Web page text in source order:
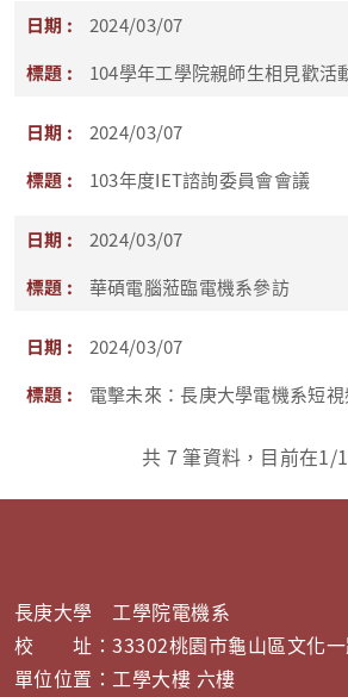
2024/03/07
104學年工學院親師生相見歡活
2024/03/07
103年度IET諮詢委員會會議
2024/03/07
華碩電腦蒞臨電機系參訪
2024/03/07
電擊未來：長庚大學電機系短
共 7 筆資料，目前在1/
長庚大學 工學院電機系
校 址：33302桃園市龜山區文化一
單位位置：工學大樓 六樓